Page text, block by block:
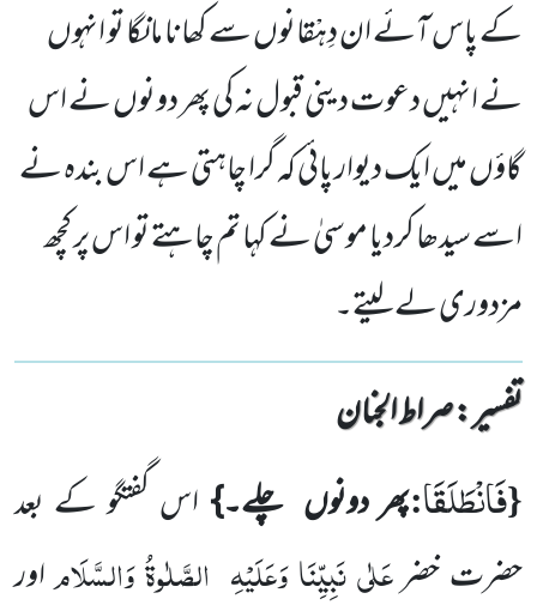
کے پاس آئے ان دِہْقانوں سے کھانا مانگا تو انہوں
نے انہیں دعوت دینی قبول نہ کی پھر دونوں نے اس
گاؤں میں ایک دیوار پائی کہ گرا چاہتی ہے اس بندہ نے
اسے سیدھا کردیا موسیٰ نے کہا تم چاہتے تو اس پر کچھ
مزدوری لے لیتے۔
تفسیر : ‎صراط الجنان
{فَانْطَلَقَا:پھر دونوں چلے۔} اس گفتگو کے بعد
حضرت خضرعَلٰی نَبِیِّنَا وَعَلَیْہِ الصَّلٰوۃُ وَالسَّلَاماور